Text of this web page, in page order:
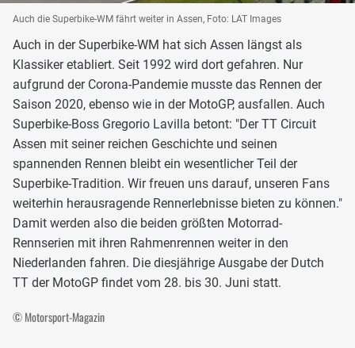
Auch die Superbike-WM fährt weiter in Assen, Foto: LAT Images
Auch in der Superbike-WM hat sich Assen längst als
Klassiker etabliert. Seit 1992 wird dort gefahren. Nur
aufgrund der Corona-Pandemie musste das Rennen der
Saison 2020, ebenso wie in der MotoGP, ausfallen. Auch
Superbike-Boss Gregorio Lavilla betont: "Der TT Circuit
Assen mit seiner reichen Geschichte und seinen
spannenden Rennen bleibt ein wesentlicher Teil der
Superbike-Tradition. Wir freuen uns darauf, unseren Fans
weiterhin herausragende Rennerlebnisse bieten zu können."
Damit werden also die beiden größten Motorrad-
Rennserien mit ihren Rahmenrennen weiter in den
Niederlanden fahren. Die diesjährige Ausgabe der Dutch
TT der MotoGP findet vom 28. bis 30. Juni statt.
© Motorsport-Magazin